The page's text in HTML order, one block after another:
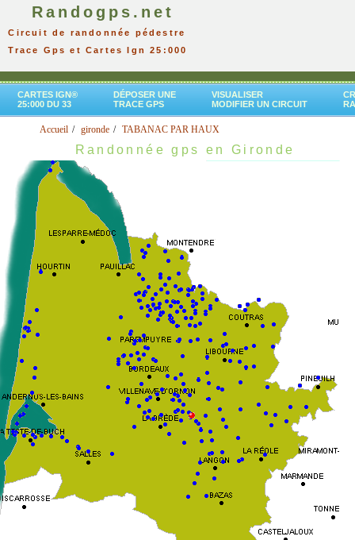
Randogps.net
Circuit de randonnée pédestre
Trace Gps et Cartes Ign 25:000
CARTES IGN®
25:000 DU 33
DÉPOSER UNE
TRACE GPS
VISUALISER
MODIFIER UN CIRCUIT
Accueil gironde TABANAC PAR HAUX
Randonnée gps en Gironde